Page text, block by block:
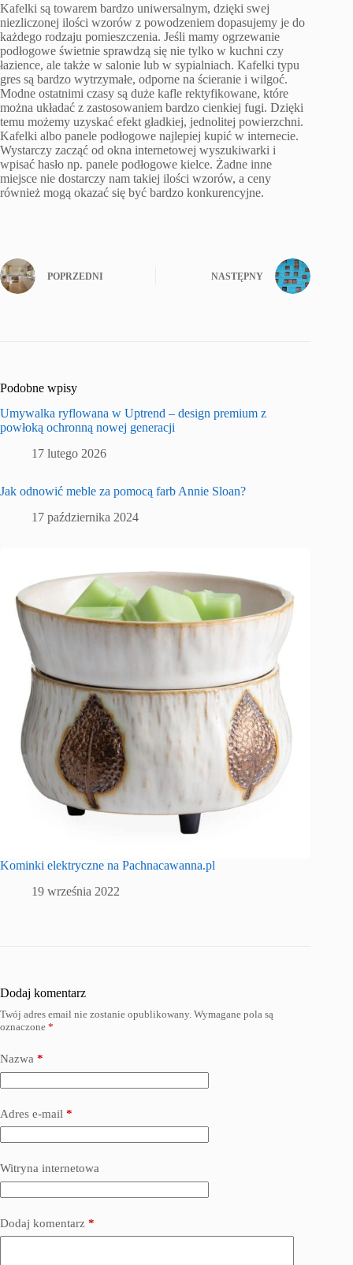
Kafelki są towarem bardzo uniwersalnym, dzięki swej
niezliczonej ilości wzorów z powodzeniem dopasujemy je do
każdego rodzaju pomieszczenia. Jeśli mamy ogrzewanie
podłogowe świetnie sprawdzą się nie tylko w kuchni czy
łazience, ale także w salonie lub w sypialniach. Kafelki typu
gres są bardzo wytrzymałe, odporne na ścieranie i wilgoć.
Modne ostatnimi czasy są duże kafle rektyfikowane, które
można układać z zastosowaniem bardzo cienkiej fugi. Dzięki
temu możemy uzyskać efekt gładkiej, jednolitej powierzchni.
Kafelki albo panele podłogowe najlepiej kupić w internecie.
Wystarczy zacząć od okna internetowej wyszukiwarki i
wpisać hasło np. panele podłogowe kielce. Żadne inne
miejsce nie dostarczy nam takiej ilości wzorów, a ceny
również mogą okazać się być bardzo konkurencyjne.
POPRZEDNI NASTĘPNY
Podobne wpisy
Umywalka ryflowana w Uptrend – design premium z
powłoką ochronną nowej generacji
17 lutego 2026
Jak odnowić meble za pomocą farb Annie Sloan?
17 października 2024
Kominki elektryczne na Pachnacawanna.pl
19 września 2022
Dodaj komentarz
Twój adres email nie zostanie opublikowany. Wymagane pola są
oznaczone *
Nazwa *
Adres e-mail *
Witryna internetowa
Dodaj komentarz *